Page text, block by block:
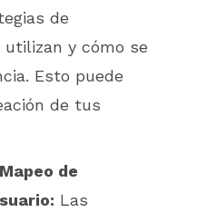
de
y cómo se
Esto puede
de tus
de
Las